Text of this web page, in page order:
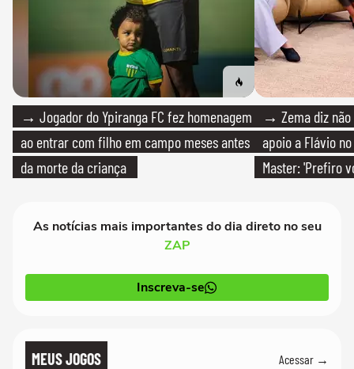
→ Jogador do Ypiranga FC fez homenagem
ao entrar com filho em campo meses antes
da morte da criança
→ Zema diz
apoio a Flávio
Master: 'Prefiro
As notícias mais importantes do dia direto no seu
ZAP
Inscreva-se
MEUS JOGOS Acessar →